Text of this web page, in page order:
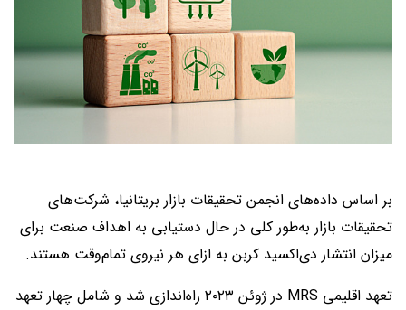
بر اساس داده‌های انجمن تحقیقات بازار بریتانیا، شرکت‌های
تحقیقات بازار به‌طور کلی در حال دستیابی به اهداف صنعت برای
میزان انتشار دی‌اکسید کربن به ازای هر نیروی تمام‌وقت هستند.
تعهد اقلیمی MRS در ژوئن ۲۰۲۳ راه‌اندازی شد و شامل چهار تعهد